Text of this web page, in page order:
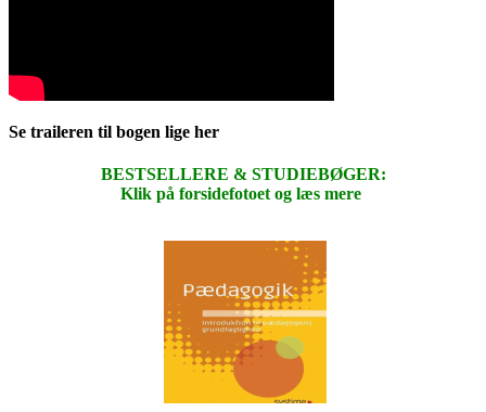
Se traileren til bogen lige her
BESTSELLERE & STUDIEBØGER:
Klik på forsidefotoet og læs mere